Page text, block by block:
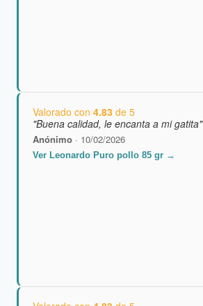
Valorado con 4.83 de 5
"Buena calidad, le encanta a mi gatita"
Anónimo · 10/02/2026
Ver Leonardo Puro pollo 85 gr →